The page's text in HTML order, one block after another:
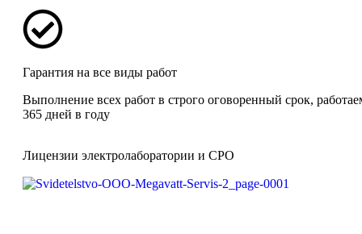
Гарантия на все виды работ
Выполнение всех работ в строго оговоренный срок,
365 дней в году
Лицензии электролаборатории и СРО